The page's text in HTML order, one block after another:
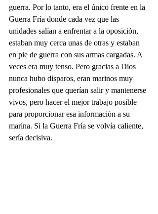
guerra. Por lo tanto, era el único frente en la
Guerra Fría donde cada vez que las
unidades salían a enfrentar a la oposición,
estaban muy cerca unas de otras y estaban
en pie de guerra con sus armas cargadas. A
veces era muy tenso. Pero gracias a Dios
nunca hubo disparos, eran marinos muy
profesionales que querían salir y mantenerse
vivos, pero hacer el mejor trabajo posible
para proporcionar esa información a su
marina. Si la Guerra Fría se volvía caliente,
sería decisiva.